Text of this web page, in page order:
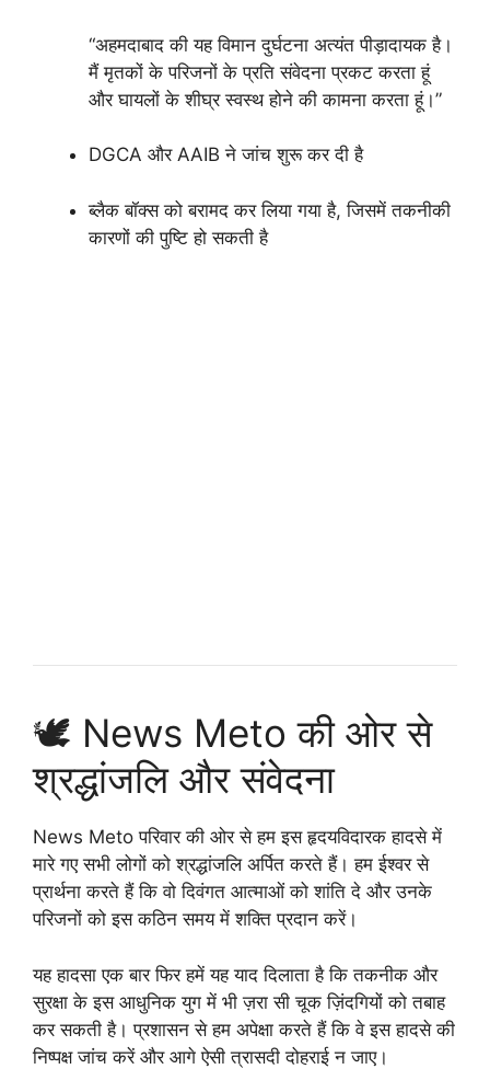
“अहमदाबाद की यह विमान दुर्घटना अत्यंत पीड़ादायक है।
मैं मृतकों के परिजनों के प्रति संवेदना प्रकट करता हूं
और घायलों के शीघ्र स्वस्थ होने की कामना करता हूं।”
DGCA और AAIB ने जांच शुरू कर दी है
ब्लैक बॉक्स को बरामद कर लिया गया है, जिसमें तकनीकी
कारणों की पुष्टि हो सकती है
🕊️ News Meto की ओर से
श्रद्धांजलि और संवेदना
News Meto परिवार की ओर से हम इस हृदयविदारक हादसे में
मारे गए सभी लोगों को श्रद्धांजलि अर्पित करते हैं। हम ईश्वर से
प्रार्थना करते हैं कि वो दिवंगत आत्माओं को शांति दे और उनके
परिजनों को इस कठिन समय में शक्ति प्रदान करें।
यह हादसा एक बार फिर हमें यह याद दिलाता है कि तकनीक और
सुरक्षा के इस आधुनिक युग में भी ज़रा सी चूक ज़िंदगियों को तबाह
कर सकती है। प्रशासन से हम अपेक्षा करते हैं कि वे इस हादसे की
निष्पक्ष जांच करें और आगे ऐसी त्रासदी दोहराई न जाए।